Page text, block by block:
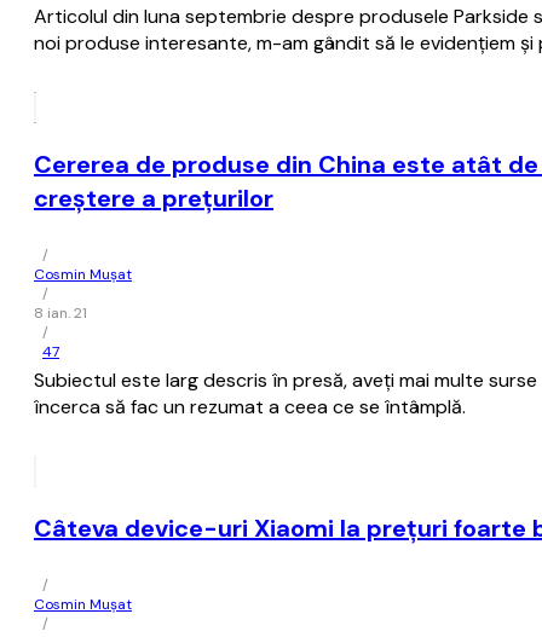
Articolul din luna septembrie despre produsele
noi produse interesante, m-am gândit să le evidenţiem şi
Cererea de produse din China este atât
creştere a preţurilor
/
Cosmin Mușat
/
8 ian. 21
/
47
Subiectul este larg descris în presă, aveţi mai multe
încerca să fac un rezumat a ceea ce se întâmplă.
Câteva device-uri Xiaomi la preţuri foarte
/
Cosmin Mușat
/